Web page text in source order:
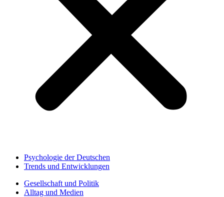
Psychologie der Deutschen
Trends und Entwicklungen
Gesellschaft und Politik
Alltag und Medien